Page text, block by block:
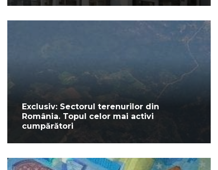
Exclusiv: Sectorul terenurilor din
România. Topul celor mai activi
cumpărători